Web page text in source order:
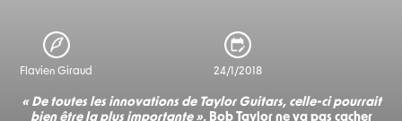
Flavien Giraud 24/1/2018
« De toutes les innovations de Taylor Guitars, celle-ci pourrait
bien être la plus importante ».Bob Taylor ne va pas cacher